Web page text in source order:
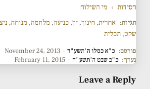
חסידות › מי השילוח
תגיות: אחרית, חינוך, יון, כניעה, מלחמה, מנוחה,
שקט, תכלית
פורסם: כ"א כסלו ה'תשע"ד ·
November 24, 2013
נערך: כ"ב שבט ה'תשע"ה ·
February 11, 2015
Leave a Reply